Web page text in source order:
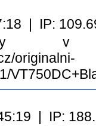
| IP:
v
originalni-
| IP: